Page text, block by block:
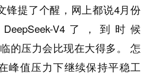
锋提了个醒，网上都说4月份
V4了，到时候
的压力会比现在大得多。 怎
峰值压力下继续保持平稳工